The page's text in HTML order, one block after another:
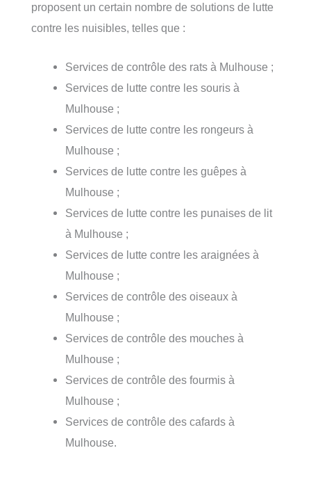
proposent un certain nombre de solutions de lutte
contre les nuisibles, telles que :
Services de contrôle des rats à Mulhouse ;
Services de lutte contre les souris à
Mulhouse ;
Services de lutte contre les rongeurs à
Mulhouse ;
Services de lutte contre les guêpes à
Mulhouse ;
Services de lutte contre les punaises de lit
à Mulhouse ;
Services de lutte contre les araignées à
Mulhouse ;
Services de contrôle des oiseaux à
Mulhouse ;
Services de contrôle des mouches à
Mulhouse ;
Services de contrôle des fourmis à
Mulhouse ;
Services de contrôle des cafards à
Mulhouse.